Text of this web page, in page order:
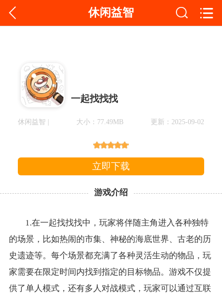
休闲益智
一起找找找
休闲益智 | 大小：77.49MB 更新：2025-09-02
立即下载
1.在一起找找找中，玩家将伴随主角进入各种独特
的场景，比如热闹的市集、神秘的海底世界、古老的历
史遗迹等。每个场景都充满了各种灵活生动的物品，玩
家需要在限定时间内找到指定的目标物品。游戏不仅提
供了单人模式，还有多人对战模式，玩家可以通过互联